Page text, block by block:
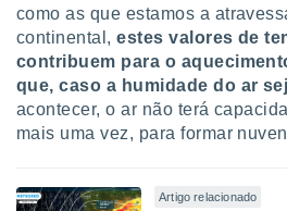
como as que estamos a
continental,estes valores de
contribuem para o
que, caso a humidade do ar
acontecer, o ar não terá
mais uma vez, para formar
Artigo relacionado